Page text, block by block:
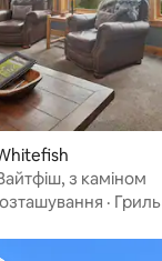
з каміном
· Гриль